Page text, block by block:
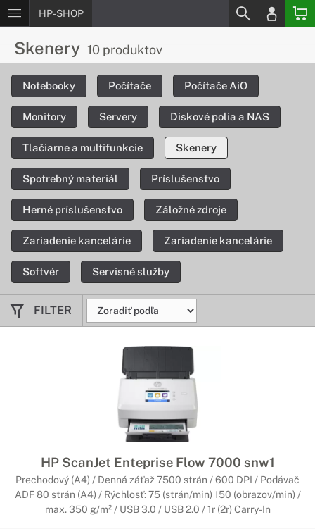
HP-SHOP
Skenery 10 produktov
Notebooky Počítače Počítače AiO
Monitory Servery Diskové polia a NAS
Tlačiarne a multifunkcie Skenery
Spotrebný materiál Príslušenstvo
Herné príslušenstvo Záložné zdroje
Zariadenie kancelárie Zariadenie kancelárie
Softvér Servisné služby
FILTER
HP ScanJet Enteprise Flow 7000 snw1
Prechodový (A4) / Denná záťaž 7500 strán / 600 DPI / Podávač
ADF 80 strán (A4) / Rýchlosť: 75 (strán/min) 150 (obrazov/min) /
max. 350 g/m² / USB 3.0 / USB 2.0 / 1r (2r) Carry-In